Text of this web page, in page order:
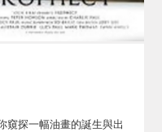
窺探一幅油畫的誕生與出